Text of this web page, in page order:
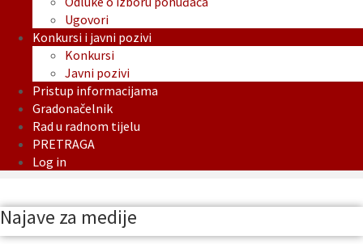
Ugovori
Konkursi i javni pozivi
Konkursi
Javni pozivi
Pristup informacijama
Gradonačelnik
Rad u radnom tijelu
PRETRAGA
Log in
Najave za medije